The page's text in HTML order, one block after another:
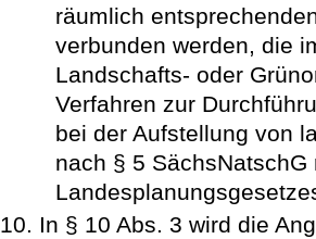
räumlich
verbunden werden, die
Landschafts- oder
Verfahren zur
bei der Aufstellung von
nach § 5
10. In § 10 Abs. 3 wird die